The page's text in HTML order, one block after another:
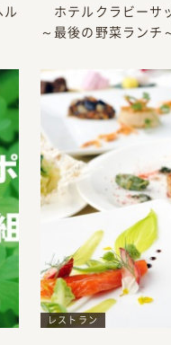
ホテルクラビーサ
～最後の野菜ランチ
レストラン